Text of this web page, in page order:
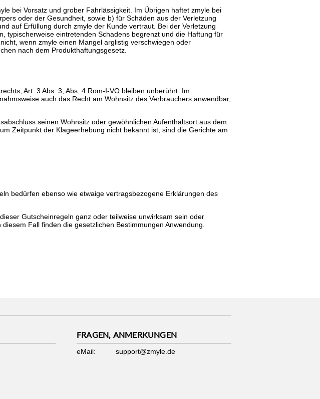
bei Vorsatz und grober Fahrlässigkeit. Im Übrigen haftet zmyle bei
oder der Gesundheit, sowie b) für Schäden aus der Verletzung
auf Erfüllung durch zmyle der Kunde vertraut. Bei der Verletzung
typischerweise eintretenden Schadens begrenzt und die Haftung für
wenn zmyle einen Mangel arglistig verschwiegen oder
nach dem Produkthaftungsgesetz.
Art. 3 Abs. 3, Abs. 4 Rom-I-VO bleiben unberührt. Im
auch das Recht am Wohnsitz des Verbrauchers anwendbar,
seinen Wohnsitz oder gewöhnlichen Aufenthaltsort aus dem
Zeitpunkt der Klageerhebung nicht bekannt ist, sind die Gerichte am
bedürfen ebenso wie etwaige vertragsbezogene Erklärungen des
Gutscheinregeln ganz oder teilweise unwirksam sein oder
Fall finden die gesetzlichen Bestimmungen Anwendung.
FRAGEN, ANMERKUNGEN
eMail: support@zmyle.de